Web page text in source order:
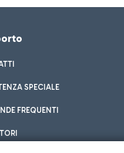
SPECIALE
FREQUENTI